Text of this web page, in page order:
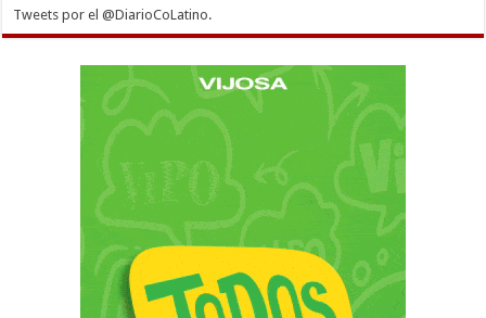
Tweets por el @DiarioCoLatino.